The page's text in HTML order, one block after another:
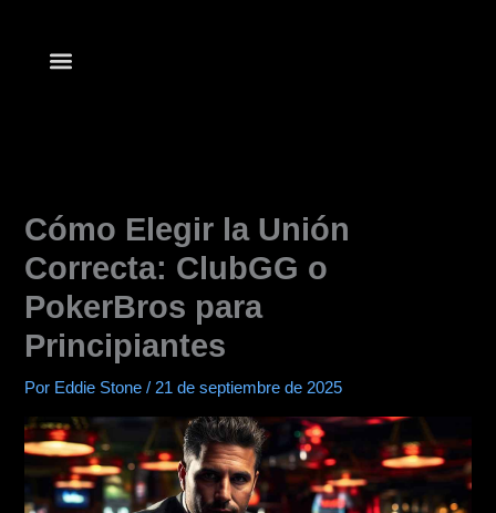
contenido
Cómo Elegir la Unión
Correcta: ClubGG o
PokerBros para
Principiantes
Por Eddie Stone/21 de septiembre de 2025